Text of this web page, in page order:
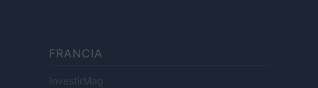
FRANCIA
InvestirMag